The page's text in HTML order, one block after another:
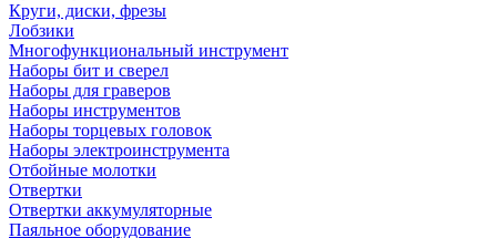
Круги, диски, фрезы
Лобзики
Многофункциональный инструмент
Наборы бит и сверел
Наборы для граверов
Наборы инструментов
Наборы торцевых головок
Наборы электроинструмента
Отбойные молотки
Отвертки
Отвертки аккумуляторные
Паяльное оборудование